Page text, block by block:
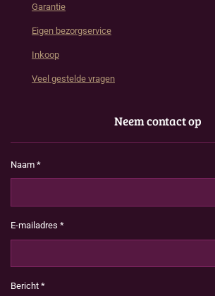
Garantie
Eigen bezorgservice
Inkoop
Veel gestelde vragen
Neem contact op
Naam *
E-mailadres *
Bericht *